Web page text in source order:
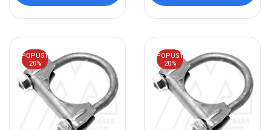
POPUST
20%
POPUST
20%